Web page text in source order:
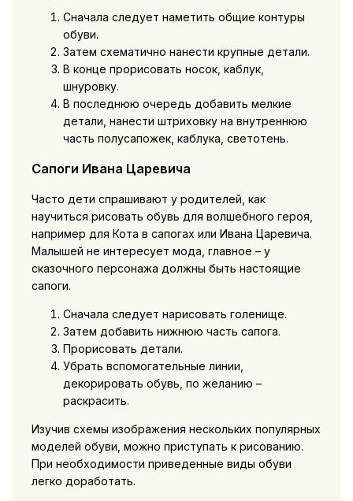
Сначала следует наметить общие контуры
обуви.
Затем схематично нанести крупные детали.
В конце прорисовать носок, каблук,
шнуровку.
В последнюю очередь добавить мелкие
детали, нанести штриховку на внутреннюю
часть полусапожек, каблука, светотень.
Сапоги Ивана Царевича
Часто дети спрашивают у родителей, как
научиться рисовать обувь для волшебного героя,
например для Кота в сапогах или Ивана Царевича.
Малышей не интересует мода, главное – у
сказочного персонажа должны быть настоящие
сапоги.
Сначала следует нарисовать голенище.
Затем добавить нижнюю часть сапога.
Прорисовать детали.
Убрать вспомогательные линии,
декорировать обувь, по желанию –
раскрасить.
Изучив схемы изображения нескольких популярных
моделей обуви, можно приступать к рисованию.
При необходимости приведенные виды обуви
легко доработать.